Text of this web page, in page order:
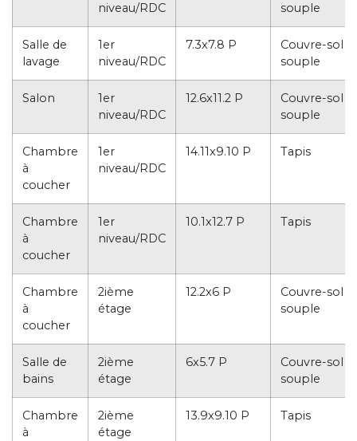
niveau/RDC
souple
Salle de
lavage
1er
niveau/RDC
7.3x7.8 P
Couvre-sol
souple
Salon
1er
niveau/RDC
12.6x11.2 P
Couvre-sol
souple
Chambre
à
coucher
1er
niveau/RDC
14.11x9.10 P Tapis
Chambre
à
coucher
1er
niveau/RDC
10.1x12.7 P Tapis
Chambre
à
coucher
2ième
étage
12.2x6 P
Couvre-sol
souple
Salle de
bains
2ième
étage
6x5.7 P
Couvre-sol
souple
Chambre
à
2ième
étage
13.9x9.10 P Tapis